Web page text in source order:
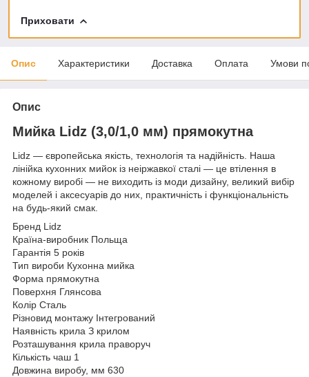
Приховати
Опис Характеристики Доставка Оплата Умови
Опис
Мийка Lidz (3,0/1,0 мм) прямокутна
Lidz — європейська якість, технологія та надійність. Наша
лінійка кухонних мийок із неіржавкої сталі — це втілення в
кожному виробі — не виходить із моди дизайну, великий вибір
моделей і аксесуарів до них, практичність і функціональність
на будь-який смак.
Бренд Lidz
Країна-виробник Польща
Гарантія 5 років
Тип вироби Кухонна мийка
Форма прямокутна
Поверхня Глянсова
Колір Сталь
Різновид монтажу Інтегрований
Наявність крила З крилом
Розташування крила праворуч
Кількість чаш 1
Довжина виробу, мм 630